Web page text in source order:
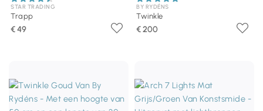
STAR TRADING
Trapp
€ 49
BY RYDÉNS
Twinkle
€ 200